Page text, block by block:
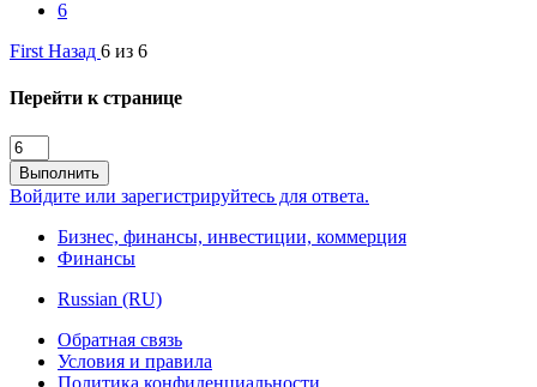
6
First Назад 6 из 6
Перейти к странице
Выполнить
Войдите или зарегистрируйтесь для ответа.
Бизнес, финансы, инвестиции, коммерция
Финансы
Russian (RU)
Обратная связь
Условия и правила
Политика конфиденциальности